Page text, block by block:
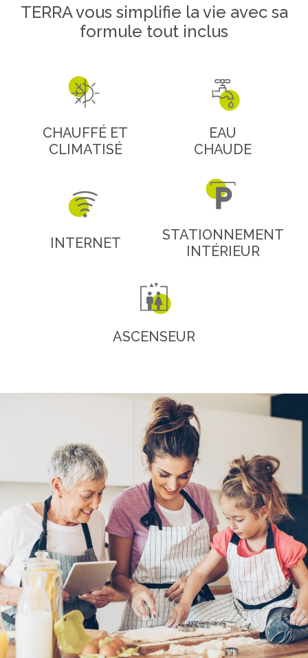
TERRA vous simplifie la vie avec sa
formule tout inclus
CHAUFFÉ ET
CLIMATISÉ
EAU
CHAUDE
INTERNET
STATIONNEMENT
INTÉRIEUR
ASCENSEUR